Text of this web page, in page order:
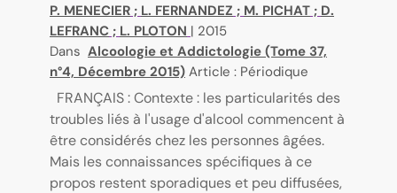
P. MENECIER ; L. FERNANDEZ ; M. PICHAT ; D.
LEFRANC ; L. PLOTON | 2015
Dans Alcoologie et Addictologie (Tome 37,
n°4, Décembre 2015) Article : Périodique
FRANÇAIS : Contexte : les particularités des
troubles liés à l'usage d'alcool commencent à
être considérés chez les personnes âgées.
Mais les connaissances spécifiques à ce
propos restent sporadiques et peu diffusées,